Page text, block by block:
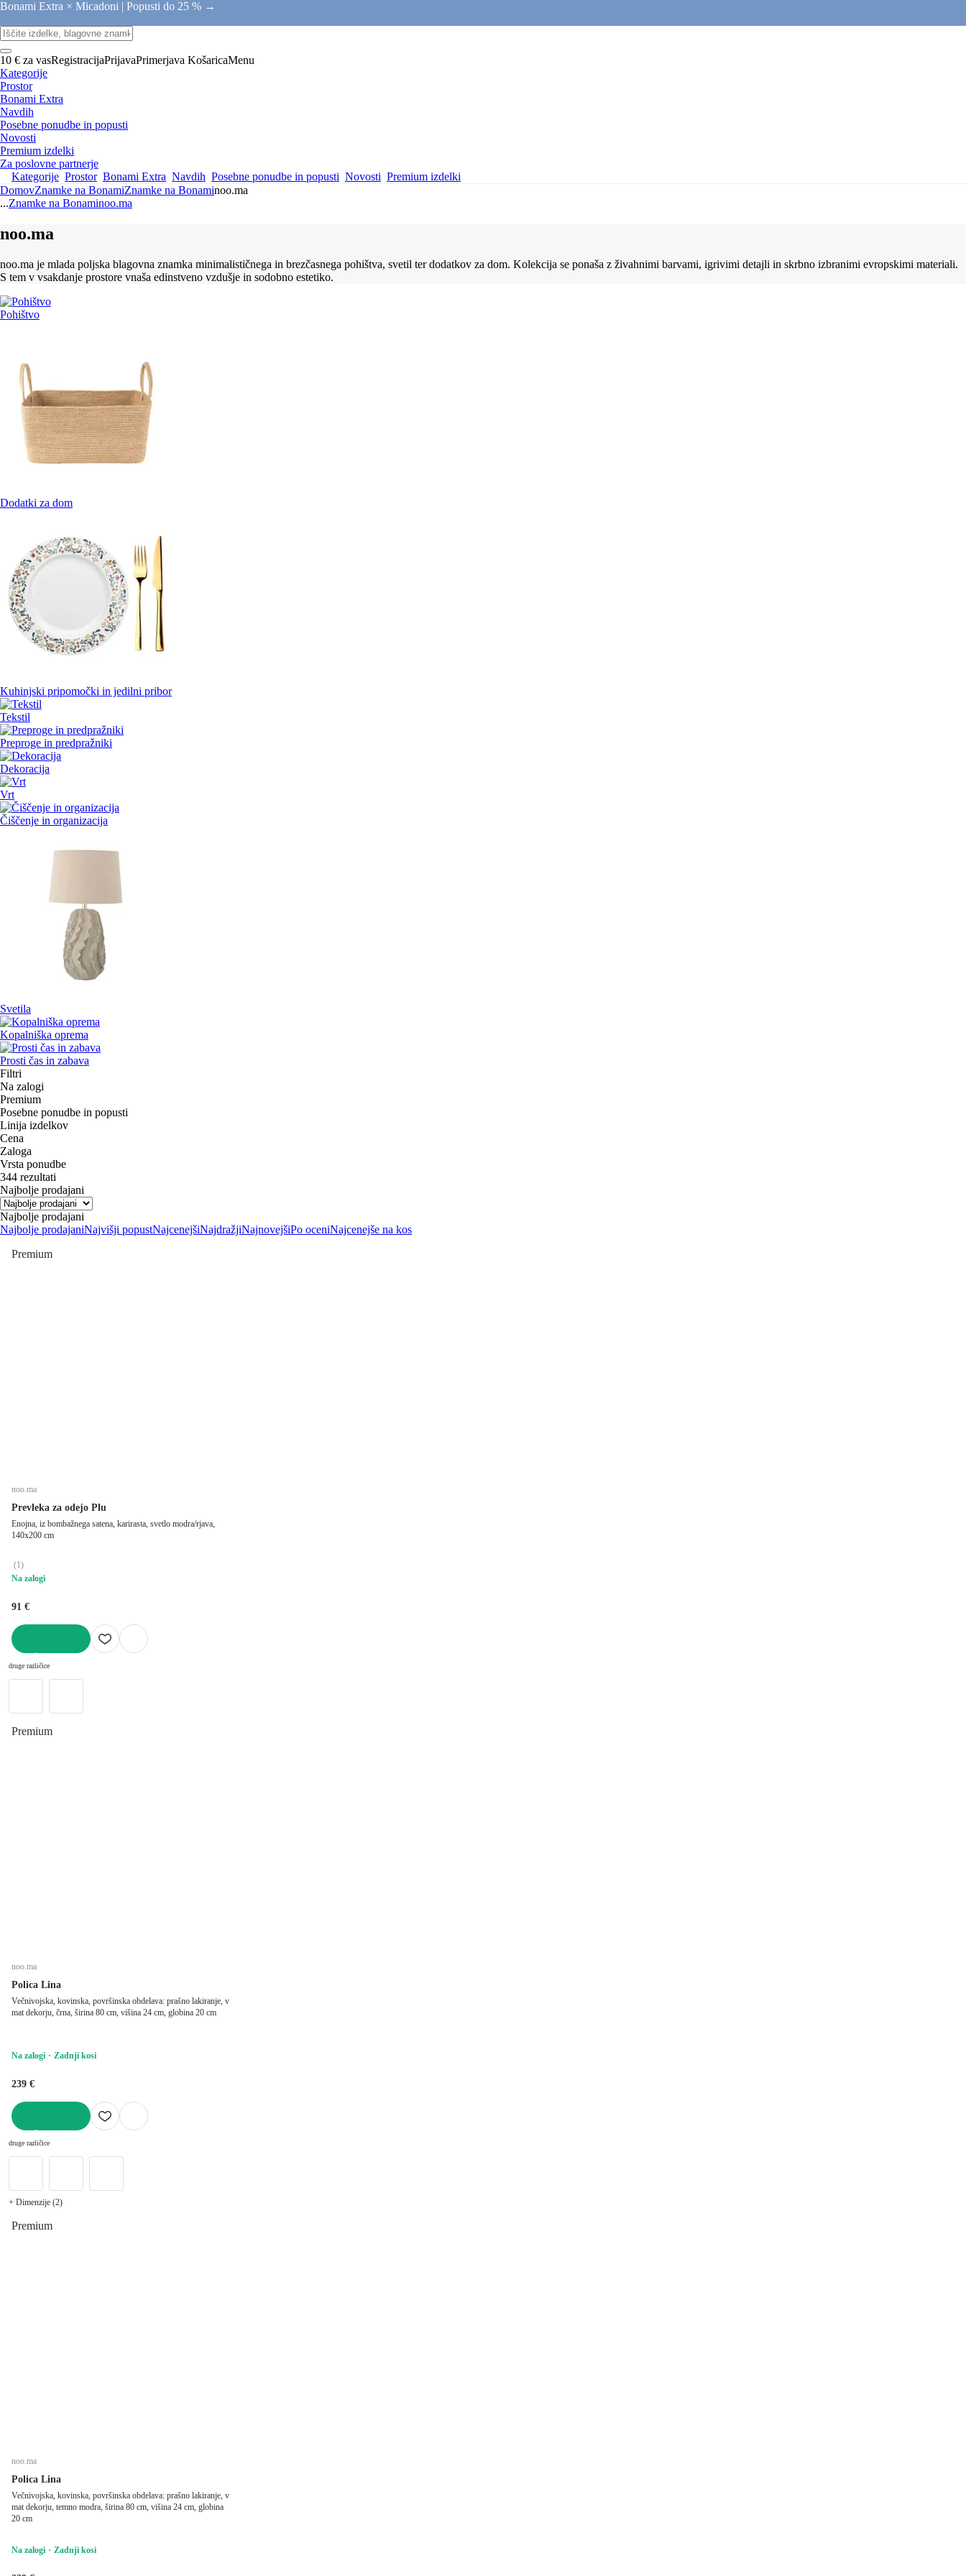
Bonami Extra × Micadoni | Popusti do 25 % →
10 € za vasRegistracijaPrijavaPrimerjava KošaricaMenu
Kategorije
Prostor
Bonami Extra
Navdih
Posebne ponudbe in popusti
Novosti
Premium izdelki
Za poslovne partnerje
Kategorije Prostor Bonami Extra Navdih Posebne ponudbe in popusti Novosti Premium izdelki
DomovZnamke na BonamiZnamke na Bonaminoo.ma
...Znamke na Bonaminoo.ma
noo.ma
noo.ma je mlada poljska blagovna znamka minimalističnega in brezčasnega pohištva, svetil ter dodatkov za dom. Kolekcija se ponaša z živahnimi barvami, igrivimi detajli in skrbno izbranimi evropskimi materiali.
S tem v vsakdanje prostore vnaša edinstveno vzdušje in sodobno estetiko.
Pohištvo
Dodatki za dom
Kuhinjski pripomočki in jedilni pribor
Tekstil
Preproge in predpražniki
Dekoracija
Vrt
Čiščenje in organizacija
Svetila
Kopalniška oprema
Prosti čas in zabava
Filtri
Na zalogi
Premium
Posebne ponudbe in popusti
Linija izdelkov
Cena
Zaloga
Vrsta ponudbe
344 rezultati
Najbolje prodajani
Najbolje prodajani
Najbolje prodajaniNajvišji popustNajcenejšiNajdražjiNajnovejšiPo oceniNajcenejše na kos
Premium
noo.ma
Prevleka za odejo Plu
Enojna, iz bombažnega satena, karirasta, svetlo modra/rjava,
140x200 cm
(1)
Na zalogi
91 €
druge različice
Premium
noo.ma
Polica Lina
Večnivojska, kovinska, površinska obdelava: prašno lakiranje, v
mat dekorju, črna, širina 80 cm, višina 24 cm, globina 20 cm
Na zalogi Zadnji kosi
239 €
druge različice
+ Dimenzije (2)
Premium
noo.ma
Polica Lina
Večnivojska, kovinska, površinska obdelava: prašno lakiranje, v
mat dekorju, temno modra, širina 80 cm, višina 24 cm, globina
20 cm
Na zalogi Zadnji kosi